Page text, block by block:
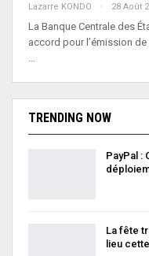
Lazarre KONDO 28 Août
La Banque Centrale des
accord pour l’émission
…
TRENDING NOW
PayPal :
La fête
lieu